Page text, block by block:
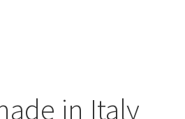
in Italy